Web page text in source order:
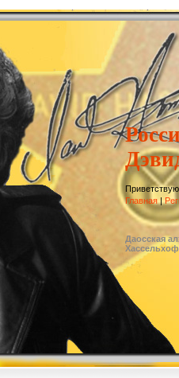
Главная|
Даосская